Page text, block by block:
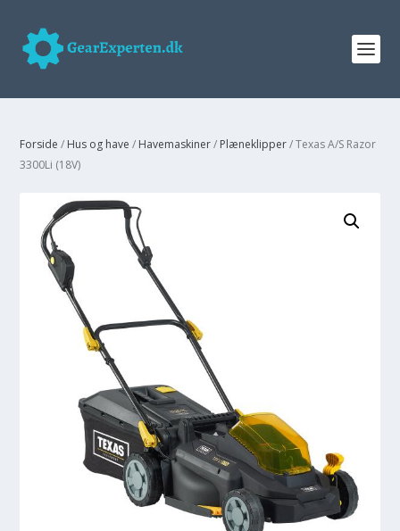
Forside / Hus og have / Havemaskiner/ Plæneklipper/ Texas A/S Razor
3300Li (18V)